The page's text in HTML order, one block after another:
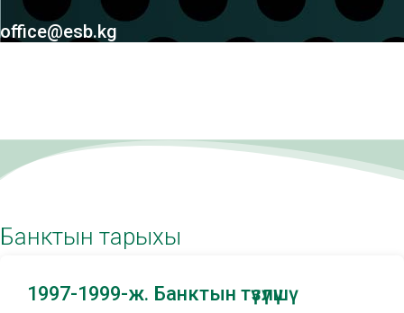
office@esb.kg
Банктын тарыхы
1997-1999-ж. Банктын түзүлүшү